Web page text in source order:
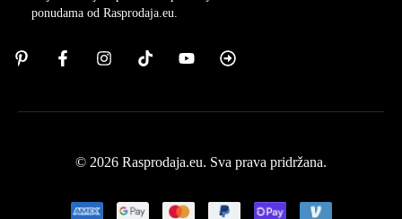
ponudama od Rasprodaja.eu.
© 2026 Rasprodaja.eu. Sva prava pridržana.